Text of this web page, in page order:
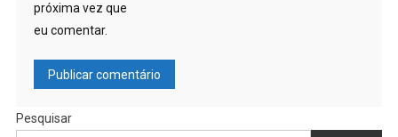
próxima vez que
eu comentar.
Pesquisar